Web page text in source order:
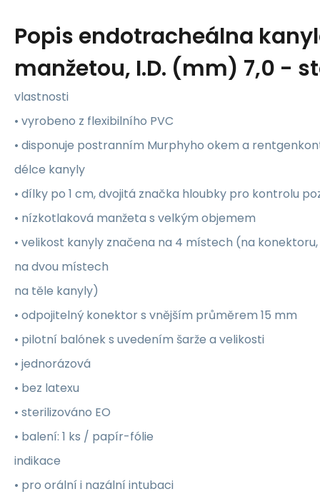
Popis endotracheálna
manžetou, I.D. (mm) 7,0 -
vlastnosti
• vyrobeno z flexibilního PVC
• disponuje postranním Murphyho okem a
délce kanyly
• dílky po 1 cm, dvojitá značka hloubky pro kontrolu
• nízkotlaková manžeta s velkým objemem
• velikost kanyly značena na 4 místech (na
na dvou místech
na těle kanyly)
• odpojitelný konektor s vnějším průměrem 15 mm
• pilotní balónek s uvedením šarže a velikosti
• jednorázová
• bez latexu
• sterilizováno EO
• balení: 1 ks / papír-fólie
indikace
• pro orální i nazální intubaci